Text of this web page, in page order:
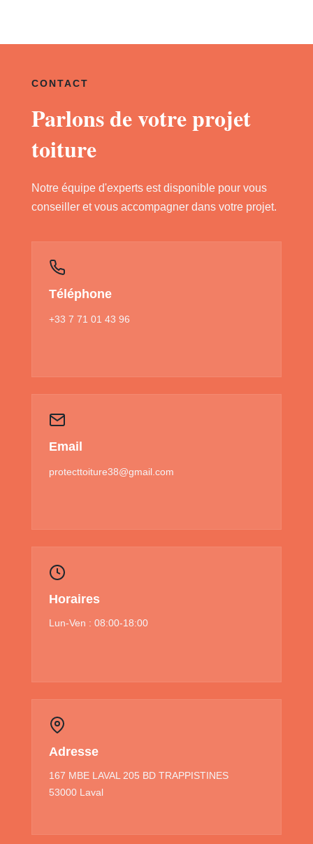
CONTACT
Parlons de votre projet
toiture
Notre équipe d'experts est disponible pour vous
conseiller et vous accompagner dans votre projet.
Téléphone
+33 7 71 01 43 96
Email
protecttoiture38@gmail.com
Horaires
Lun-Ven : 08:00-18:00
Adresse
167 MBE LAVAL 205 BD TRAPPISTINES
53000 Laval